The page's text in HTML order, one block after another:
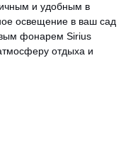
и удобным в
освещение в ваш сад
фонарем Sirius
отдыха и